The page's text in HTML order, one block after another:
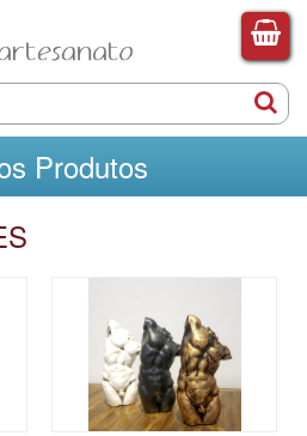
Produtos